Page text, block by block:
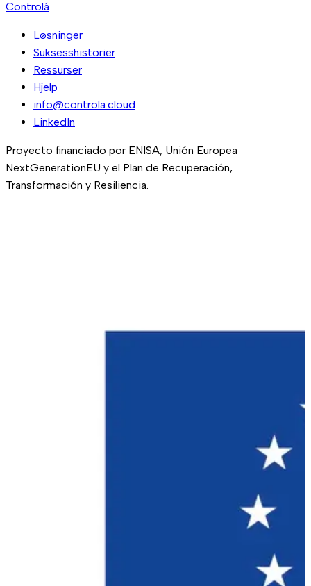
Controlá
Løsninger
Suksesshistorier
Ressurser
Hjelp
info@controla.cloud
LinkedIn
Proyecto financiado por ENISA, Unión Europea
NextGenerationEU y el Plan de Recuperación,
Transformación y Resiliencia.